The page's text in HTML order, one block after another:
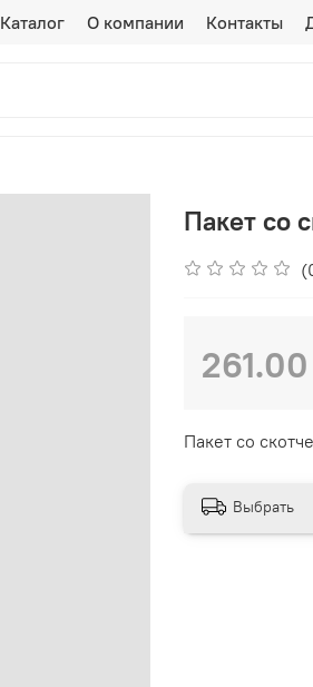
Каталог О компании Контакты
Пакет со
Пакет со
Выбрать